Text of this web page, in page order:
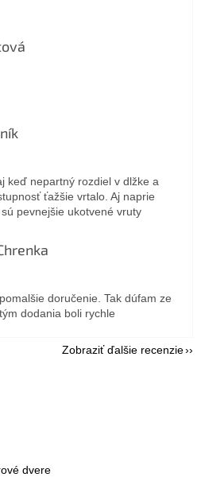
je 5 z 5 hviezdičiek.
je 5 z 5 hviezdičiek.
keď nepartný rozdiel v dlžke a
ťažšie vrtalo. Aj naprie
pevnejšie ukotvené vruty
je 5 z 5 hviezdičiek.
doručenie. Tak dúfam ze
dodania boli rychle
Zobraziť ďalšie recenzie
dvere